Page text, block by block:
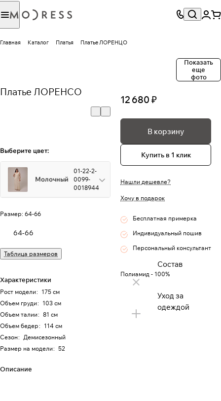
Главная Каталог Платья Платье ЛОРЕНЦО
Показать
еще
фото
Платье ЛОРЕНСО
Выберите цвет:
Молочный
01-22-2-
0099-
0018944
Размер: 64-66
64-66
Таблица размеров
Характеристики
Рост модели: 175 см
Объем груди: 103 см
Объем талии: 81 см
Объем бедер: 114 см
Сезон: Демисезонный
Размер на модели: 52
Описание
12 680 ₽
В корзину
Купить в 1 клик
Нашли дешевле?
Хочу в подарок
Бесплатная примерка
Индивидуальный пошив
Персональный консультант
Состав
Полиамид - 100%
Уход за
одеждой